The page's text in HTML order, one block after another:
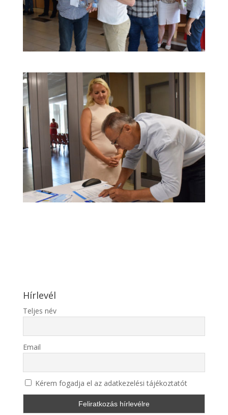
Hírlevél
Teljes név
Email
Kérem fogadja el az adatkezelési tájékoztatót